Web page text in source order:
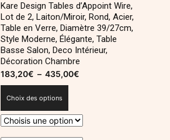
Kare Design Tables d’Appoint Wire,
Lot de 2, Laiton/Miroir, Rond, Acier,
Table en Verre, Diamètre 39/27cm,
Style Moderne, Élégante, Table
Basse Salon, Deco Intérieur,
Décoration Chambre
183,20€ – 435,00€
183,20€
Choix des options